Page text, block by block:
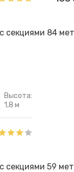
Высота:
1,8 м